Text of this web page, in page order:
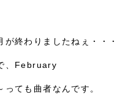
が終わりましたねぇ・・・
、February
っても曲者なんです。